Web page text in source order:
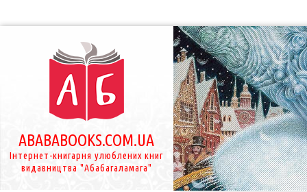
ABABABOOKS.COM.UA
Інтернет-книгарня улюблених книг
видавництва "Абабагаламага"